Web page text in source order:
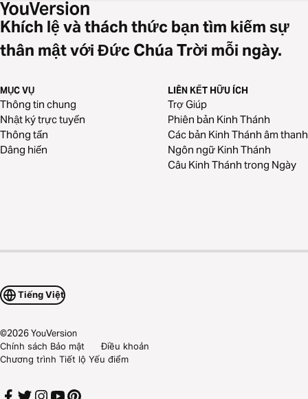
Khích lệ và thách thức bạn tìm kiếm sự
thân mật với Đức Chúa Trời mỗi ngày.
MỤC VỤ
Thông tin chung
Nhật ký trực tuyến
Thông tấn
Dâng hiến
LIÊN KẾT HỮU ÍCH
Trợ Giúp
Phiên bản Kinh Thánh
Các bản Kinh Thánh âm thanh
Ngôn ngữ Kinh Thánh
Câu Kinh Thánh trong Ngày
Tiếng Việt
©2026YouVersion
Chính sách Bảo mật
Điều khoản
Chương trình Tiết lộ Yếu điểm